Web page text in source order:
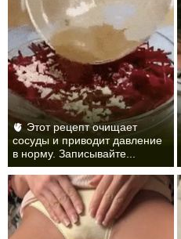
🫀 Этот рецепт очищает
сосуды и приводит давление
в норму. Записывайте...